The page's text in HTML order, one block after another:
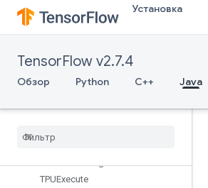
Установка
TensorFlow v2.7.4
Обзор Python C++ Java
StridedSliceGrad
StringLower
StringUpper
SyncDevice
TPUCompile
TPUExecute